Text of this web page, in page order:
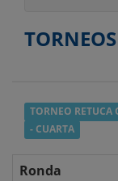
TORNEO RETUCA
- CUARTA
Ronda